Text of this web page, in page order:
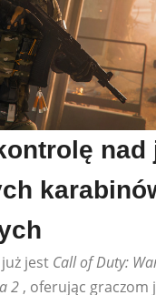
nad
jest Call of Duty:
2 , oferując graczom